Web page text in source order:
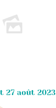
27 août 2023